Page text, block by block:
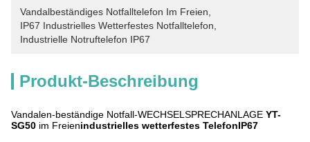
Vandalbeständiges Notfalltelefon Im Freien
IP67 Industrielles Wetterfestes Notfalltelefon
Industrielle Notruftelefon IP67
Produkt-Beschreibung
Vandalen-beständige Notfall-WECHSELSPRECHANLAGE YT-
SG50 im Freienindustrielles wetterfestes TelefonIP67